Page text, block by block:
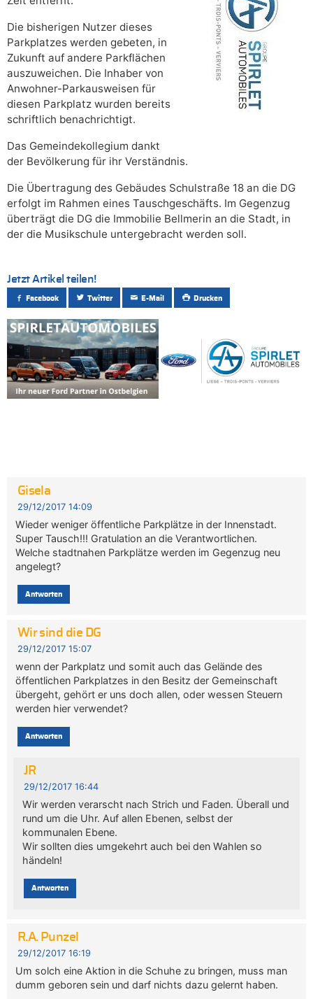
Die bisherigen Nutzer dieses
Parkplatzes werden gebeten, in
Zukunft auf andere Parkflächen
auszuweichen. Die Inhaber von
Anwohner-Parkausweisen für
diesen Parkplatz wurden bereits
schriftlich benachrichtigt.
Das Gemeindekollegium dankt
der Bevölkerung für ihr Verständnis.
Die Übertragung des Gebäudes Schulstraße 18 an die DG
erfolgt im Rahmen eines Tauschgeschäfts. Im Gegenzug
überträgt die DG die Immobilie Bellmerin an die Stadt, in
der die Musikschule untergebracht werden soll.
Jetzt Artikel teilen!
Facebook Twitter E-Mail Drucken
Gisela
29/12/2017 14:09
Wieder weniger öffentliche Parkplätze in der Innenstadt.
Super Tausch!!! Gratulation an die Verantwortlichen.
Welche stadtnahen Parkplätze werden im Gegenzug neu
angelegt?
Antworten
Wir sind die DG
29/12/2017 15:07
wenn der Parkplatz und somit auch das Gelände des
öffentlichen Parkplatzes in den Besitz der Gemeinschaft
übergeht, gehört er uns doch allen, oder wessen Steuern
werden hier verwendet?
Antworten
JR
29/12/2017 16:44
Wir werden verarscht nach Strich und Faden. Überall und
rund um die Uhr. Auf allen Ebenen, selbst der
kommunalen Ebene.
Wir sollten dies umgekehrt auch bei den Wahlen so
händeln!
Antworten
R.A. Punzel
29/12/2017 16:19
Um solch eine Aktion in die Schuhe zu bringen, muss man
dumm geboren sein und darf nichts dazu gelernt haben.